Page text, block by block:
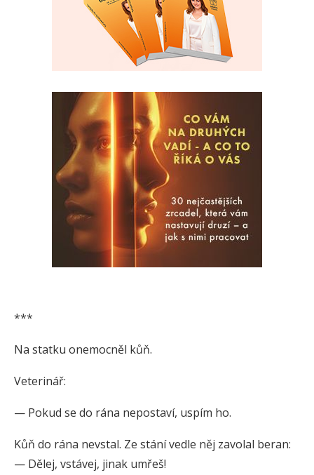
***
Na statku onemocněl kůň.
Veterinář:
— Pokud se do rána nepostaví, uspím ho.
Kůň do rána nevstal. Ze stání vedle něj zavolal beran:
— Dělej, vstávej, jinak umřeš!